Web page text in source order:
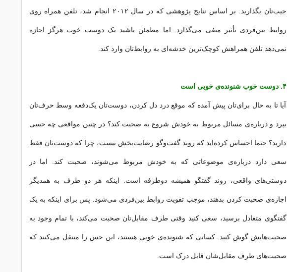
جیب‌تان بگذارید. بر اساس نتایج پژوهشی که در سال ۲۰۱۲ انجام شد، تلفن همراه روی
روابط بین‌فردی تأثیر منفی می‌گذارد. اما مطمئن باشید یک دوست خوب هرگز اجازه
نمی‌دهد تلفن همراهش کوچک‌ترین خدشه‌ای به روابط‌تان وارد کند.
۴. دوست خوب شنونده‌ی خوبی است
آیا تا به حال برای‌تان پیش آمده که موقع درد دل کردن، دوست‌تان یک‌دفعه وسط حرف‌تان
بپرد و درباره‌ی مسائل مربوط به خودش شروع به صحبت کند؟ در چنین مواقعی چه حسی
دارید؟ حتما احساس کرده‌اید که روند گفت‌وگو رضایت‌بخش نیست، چرا که دوست‌تان فقط
سعی دارد درباره‌ی موضوعاتی که به خودش مربوط می‌شوند، صحبت کند. اما در
دوستی‌های واقعی، روند گفتگو همیشه دوطرفه است. اینکه هر دو طرف به همدیگر
اجازه‌ی صحبت کردن بدهند، موجب تقویت روابط بین‌فردی می‌شود. پس برای اینکه به یک
گفتگوی متعادل برسید، سعی کنید وقتی طرف مقابل‌تان صحبت می‌کند، با تمام وجود به
صحبت‌هایش گوش کنید. کسانی که شنونده‌ی خوبی هستند، این حس را منتقل می‌کنند که
صحبت‌های طرف مقابل‌شان قابل درک است.